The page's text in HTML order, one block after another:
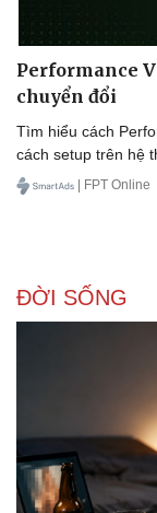
Doanh nghiệp
Thông tin doanh
Doanh nghiệp 24h
Doanh nhân
Performance
chuyển đổi
Tìm hiểu cách
cách setup trên hệ
| FPT Online
ĐỜI SỐNG